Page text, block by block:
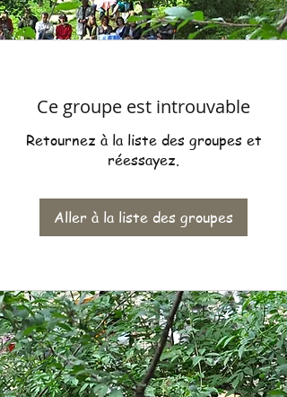
Ce groupe est introuvable
Retournez à la liste des groupes et
réessayez.
Aller à la liste des groupes